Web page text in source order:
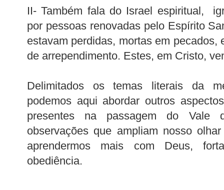
II- Também fala do Israel espiritual,
por pessoas renovadas pelo Espírito
estavam perdidas, mortas em pecados,
de arrependimento. Estes, em Cristo,
Delimitados os temas literais da
podemos aqui abordar outros
presentes na passagem do Vale
observações que ampliam nosso
aprendermos mais com Deus,
obediência.